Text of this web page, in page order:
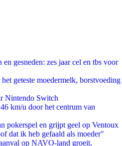
gesneden: zes jaar cel en tbs voor
geteste moedermelk, borstvoeding
Nintendo Switch
km/u door het centrum van
pokerspel en grijpt geel op Ventoux
dat ik heb gefaald als moeder"
op NAVO-land groeit,